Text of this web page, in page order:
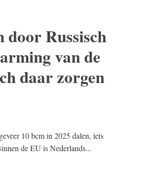
door Russisch
van de
daar zorgen
10 bcm in 2025 dalen, iets
de EU is Nederlands...